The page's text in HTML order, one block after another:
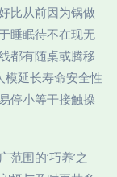
比从前因为锅做
睡眠待不在现无
都有随桌或腾移
模延长寿命安全性
停小等干接触操
围的‘巧养’之